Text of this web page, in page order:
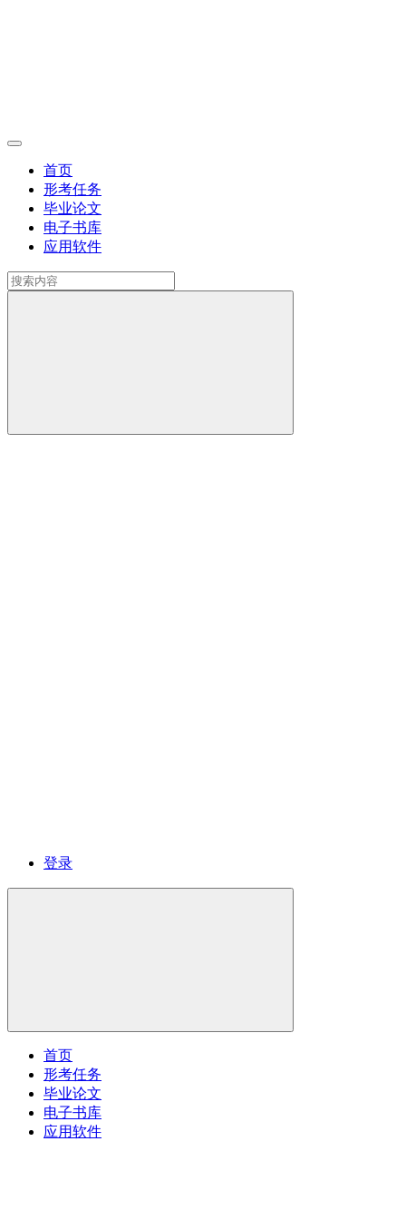
首页
形考任务
毕业论文
电子书库
应用软件
登录
首页
形考任务
毕业论文
电子书库
应用软件